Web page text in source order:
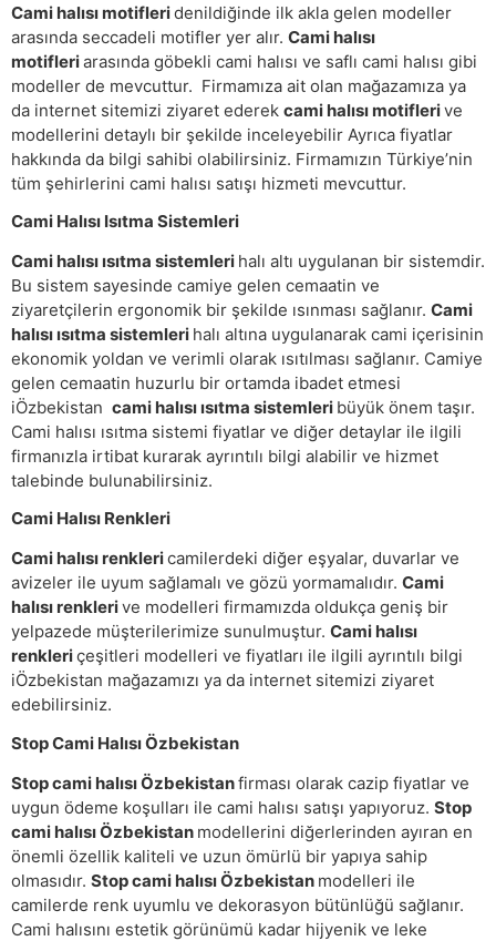
Cami halısı motifleridenildiğinde ilk akla gelen modeller
arasında seccadeli motifler yer alır. Cami halısı
motifleriarasında göbekli cami halısı ve saflı cami halısı gibi
modeller de mevcuttur. Firmamıza ait olan mağazamıza ya
da internet sitemizi ziyaret ederek cami halısı motiflerive
modellerini detaylı bir şekilde inceleyebilir Ayrıca fiyatlar
hakkında da bilgi sahibi olabilirsiniz. Firmamızın Türkiye’nin
tüm şehirlerini cami halısı satışı hizmeti mevcuttur.
Cami Halısı Isıtma Sistemleri
Cami halısı ısıtma sistemleri halı altı uygulanan bir sistemdir.
Bu sistem sayesinde camiye gelen cemaatin ve
ziyaretçilerin ergonomik bir şekilde ısınması sağlanır. Cami
halısı ısıtma sistemleri halı altına uygulanarak cami içerisinin
ekonomik yoldan ve verimli olarak ısıtılması sağlanır. Camiye
gelen cemaatin huzurlu bir ortamda ibadet etmesi
iÖzbekistan cami halısı ısıtma sistemleri büyük önem taşır.
Cami halısı ısıtma sistemi fiyatlar ve diğer detaylar ile ilgili
firmanızla irtibat kurarak ayrıntılı bilgi alabilir ve hizmet
talebinde bulunabilirsiniz.
Cami Halısı Renkleri
Cami halısı renklericamilerdeki diğer eşyalar, duvarlar ve
avizeler ile uyum sağlamalı ve gözü yormamalıdır. Cami
halısı renklerive modelleri firmamızda oldukça geniş bir
yelpazede müşterilerimize sunulmuştur. Cami halısı
renkleriçeşitleri modelleri ve fiyatları ile ilgili ayrıntılı bilgi
iÖzbekistan mağazamızı ya da internet sitemizi ziyaret
edebilirsiniz.
Stop Cami Halısı Özbekistan
Stop cami halısı Özbekistanfirması olarak cazip fiyatlar ve
uygun ödeme koşulları ile cami halısı satışı yapıyoruz. Stop
cami halısı Özbekistan modellerini diğerlerinden ayıran en
önemli özellik kaliteli ve uzun ömürlü bir yapıya sahip
olmasıdır. Stop cami halısı Özbekistan modelleri ile
camilerde renk uyumlu ve dekorasyon bütünlüğü sağlanır.
Cami halısını estetik görünümü kadar hijyenik ve leke